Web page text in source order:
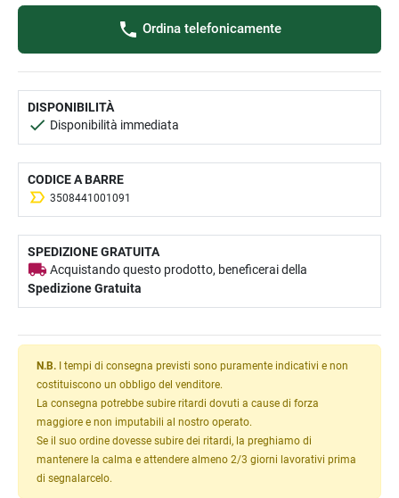
Ordina telefonicamente
DISPONIBILITÀ
Disponibilità immediata
CODICE A BARRE
3508441001091
SPEDIZIONE GRATUITA
Acquistando questo prodotto, beneficerai della
Spedizione Gratuita
N.B. I tempi di consegna previsti sono puramente indicativi e non
costituiscono un obbligo del venditore.
La consegna potrebbe subire ritardi dovuti a cause di forza
maggiore e non imputabili al nostro operato.
Se il suo ordine dovesse subire dei ritardi, la preghiamo di
mantenere la calma e attendere almeno 2/3 giorni lavorativi prima
di segnalarcelo.